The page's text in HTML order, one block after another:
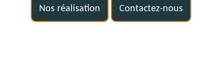
Nos réalisation Contactez-nous